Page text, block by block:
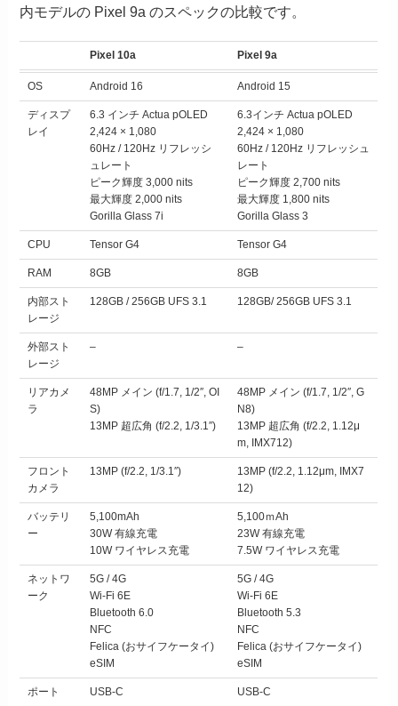
内モデルの Pixel 9a のスペックの比較です。
Pixel 10a Pixel 9a
OS Android 16 Android 15
ディスプ
レイ
6.3 インチ Actua pOLED
2,424 × 1,080
60Hz / 120Hz リフレッシ
ュレート
ピーク輝度 3,000 nits
最大輝度 2,000 nits
Gorilla Glass 7i
6.3インチ Actua pOLED
2,424 × 1,080
60Hz / 120Hz リフレッシュ
レート
ピーク輝度 2,700 nits
最大輝度 1,800 nits
Gorilla Glass 3
CPU Tensor G4 Tensor G4
RAM 8GB 8GB
内部スト
レージ
128GB / 256GB UFS 3.1 128GB/ 256GB UFS 3.1
外部スト
レージ
– –
リアカメ
ラ
48MP メイン (f/1.7, 1/2″, OI
S)
13MP 超広角 (f/2.2, 1/3.1″)
48MP メイン (f/1.7, 1/2″, G
N8)
13MP 超広角 (f/2.2, 1.12μ
m, IMX712)
フロント
カメラ
13MP (f/2.2, 1/3.1″)
13MP (f/2.2, 1.12μm, IMX7
12)
バッテリ
ー
5,100mAh
30W 有線充電
10W ワイヤレス充電
5,100ｍAh
23W 有線充電
7.5W ワイヤレス充電
ネットワ
ーク
5G / 4G
Wi-Fi 6E
Bluetooth 6.0
NFC
Felica (おサイフケータイ)
eSIM
5G / 4G
Wi-Fi 6E
Bluetooth 5.3
NFC
Felica (おサイフケータイ)
eSIM
ポート USB-C USB-C